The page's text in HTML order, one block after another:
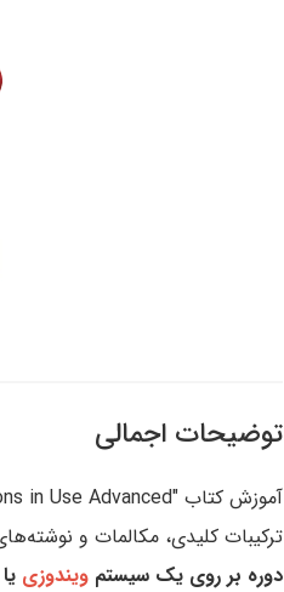
توضیحات اجمالی
ترکیبات کلیدی، مکالمات و
دوره بر روی یک سیستم ویندوزی یا